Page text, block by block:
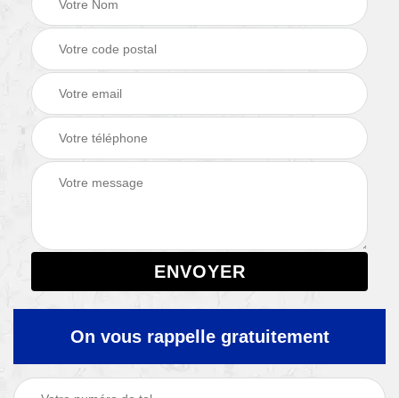
On vous rappelle gratuitement